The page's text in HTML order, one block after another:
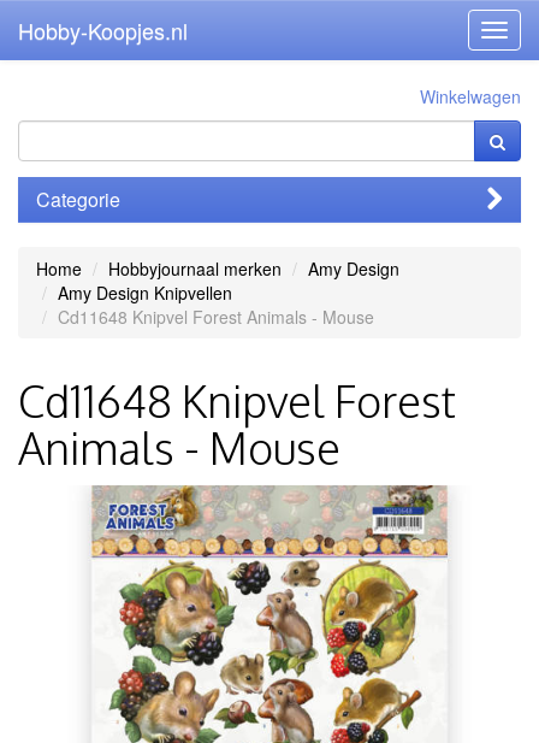
Hobby-Koopjes.nl
Winkelwagen
Categorie
Home Hobbyjournaal merken
Amy Design
Amy Design Knipvellen
Cd11648 Knipvel Forest Animals - Mouse
Cd11648 Knipvel Forest
Animals - Mouse